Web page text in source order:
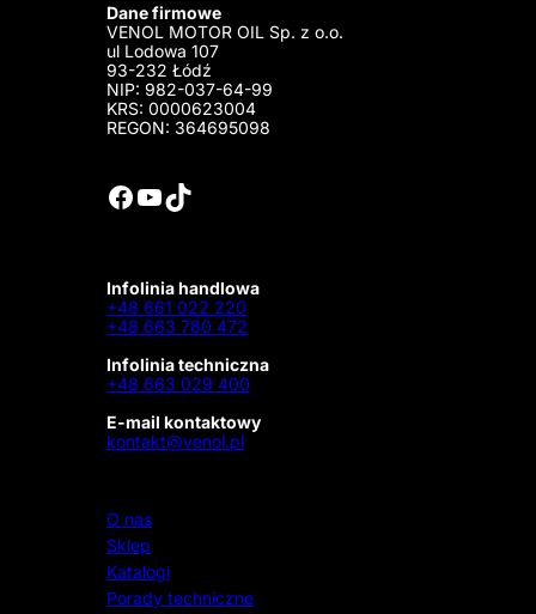
Dane firmowe
VENOL MOTOR OIL Sp. z o.o.
ul Lodowa 107
93-232 Łódź
NIP: 982-037-64-99
KRS: 0000623004
REGON: 364695098
Facebook YouTube TikTok
Infolinia handlowa
+48 661 022 220
+48 663 780 472
Infolinia techniczna
+48 663 029 400
E-mail kontaktowy
kontakt@venol.pl
O nas
Sklep
Katalogi
Porady techniczne